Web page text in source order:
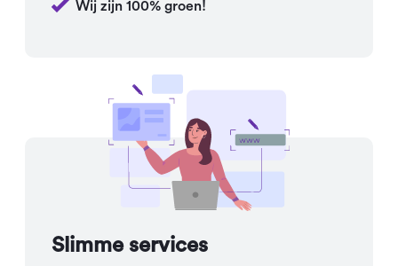
Wij zijn 100% groen!
Slimme services